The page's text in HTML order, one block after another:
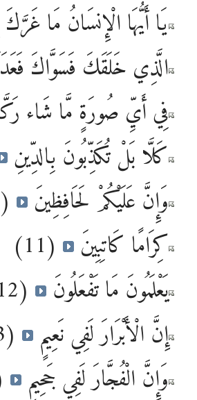
يَا أَيُّهَا الْإِنسَانُ مَا
الَّذِي خَلَقَكَ فَسَوَّاكَ
فِي أَيِّ صُورَةٍ مَّا شَاء
كَلَّا بَلْ تُكَذِّبُونَ بِالدِّينِ
وَإِنَّ عَلَيْكُمْ لَحَافِظِينَ
(10)
كِرَامًا كَاتِبِينَ
(11)
يَعْلَمُونَ مَا تَفْعَلُونَ
(12)
إِنَّ الْأَبْرَارَ لَفِي نَعِيمٍ
(13)
وَإِنَّ الْفُجَّارَ لَفِي جَحِيمٍ